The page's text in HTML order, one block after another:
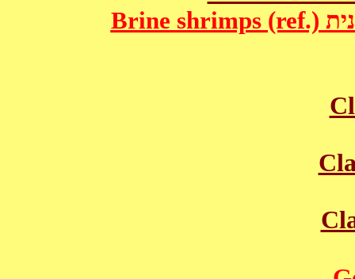
Brine shrimps (ref.) אתר המתאר את הביולוגיה של סרטנית